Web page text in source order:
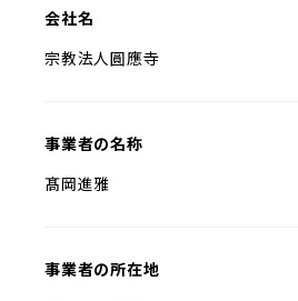
会社名
宗教法人圓應寺
事業者の名称
髙岡進雅
事業者の所在地